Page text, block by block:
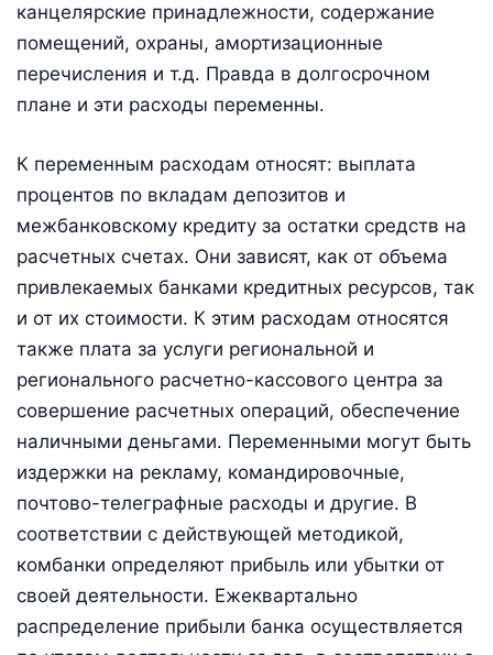
канцелярские принадлежности, содержание
помещений, охраны, амортизационные
перечисления и т.д. Правда в долгосрочном
плане и эти расходы переменны.
К переменным расходам относят: выплата
процентов по вкладам депозитов и
межбанковскому кредиту за остатки средств на
расчетных счетах. Они зависят, как от объема
привлекаемых банками кредитных ресурсов, так
и от их стоимости. К этим расходам относятся
также плата за услуги региональной и
регионального расчетно-кассового центра за
совершение расчетных операций, обеспечение
наличными деньгами. Переменными могут быть
издержки на рекламу, командировочные,
почтово-телеграфные расходы и другие. В
соответствии с действующей методикой,
комбанки определяют прибыль или убытки от
своей деятельности. Ежеквартально
распределение прибыли банка осуществляется